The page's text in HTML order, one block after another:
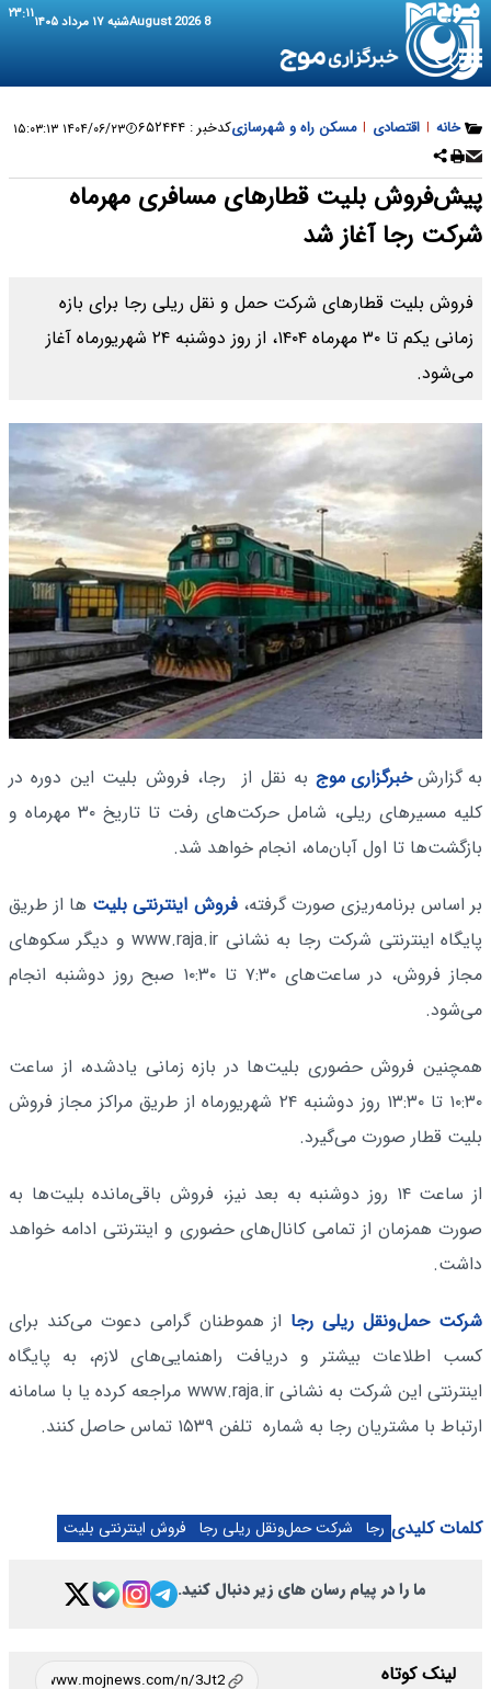
8 August 2026 شنبه ۱۷ مرداد ۱۴۰۵ ۲۳:۱۱
خانه | اقتصادی | مسکن راه و شهرسازیکدخبر : ۶۵۲۴۴۴ ۱۴۰۴/۰۶/۲۳ ۱۵:۰۳:۱۳
پیش‌فروش بلیت قطارهای مسافری مهرماه
شرکت رجا آغاز شد
فروش بلیت قطارهای شرکت حمل و نقل ریلی رجا برای بازه
زمانی یکم تا ۳۰ مهرماه ۱۴۰۴، از روز دوشنبه ۲۴ شهریورماه آغاز
می‌شود.
به گزارشخبرگزاری موج به نقل از رجا، فروش بلیت این دوره در
کلیه مسیرهای ریلی، شامل حرکت‌های رفت تا تاریخ ۳۰ مهرماه و
بازگشت‌ها تا اول آبان‌ماه، انجام خواهد شد.
بر اساس برنامه‌ریزی صورت گرفته،فروش اینترنتی بلیت ها از طریق
پایگاه اینترنتی شرکت رجا به نشانی www.raja.ir و دیگر سکوهای
مجاز فروش، در ساعت‌های ۷:۳۰ تا ۱۰:۳۰ صبح روز دوشنبه انجام
می‌شود.
همچنین فروش حضوری بلیت‌ها در بازه زمانی یادشده، از ساعت
۱۰:۳۰ تا ۱۳:۳۰ روز دوشنبه ۲۴ شهریورماه از طریق مراکز مجاز فروش
بلیت قطار صورت می‌‌گیرد.
از ساعت ۱۴ روز دوشنبه به بعد نیز، فروش باقی‌مانده بلیت‌ها به
صورت همزمان از تمامی کانال‌های حضوری و اینترنتی ادامه خواهد
داشت.
شرکت حمل‌ونقل ریلی رجا از هموطنان گرامی دعوت می‌کند برای
کسب اطلاعات بیشتر و دریافت راهنمایی‌های لازم، به پایگاه
اینترنتی این شرکت به نشانی www.raja.ir مراجعه کرده یا با سامانه
ارتباط با مشتریان رجا به شماره تلفن ۱۵۳۹ تماس حاصل کنند.
کلمات کلیدی رجا شرکت حمل‌ونقل ریلی رجا فروش اینترنتی بلیت
ما را در پیام رسان های زیر دنبال کنید.
لینک کوتاه